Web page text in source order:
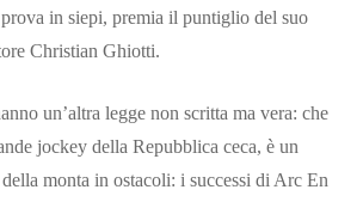
in siepi, premia il puntiglio del suo
Christian Ghiotti.
un’altra legge non scritta ma vera: che
jockey della Repubblica ceca, è un
monta in ostacoli: i successi di Arc En